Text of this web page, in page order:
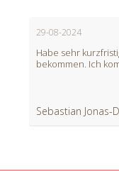
29-08-2024
Habe sehr
bekommen. Ich
Sebastian Jonas-